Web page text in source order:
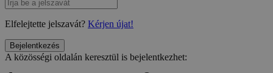
Elfelejtette jelszavát? Kérjen újat!
Bejelentkezés
A közösségi oldalán keresztül is bejelentkezhet: